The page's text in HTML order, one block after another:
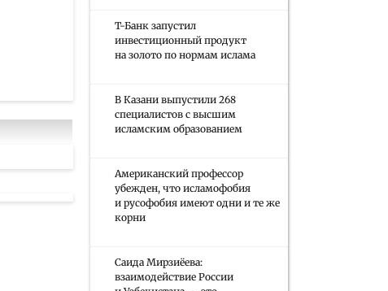
Т-Банк запустил
инвестиционный продукт
на золото по нормам ислама
В Казани выпустили 268
специалистов с высшим
исламским образованием
Американский профессор
убежден, что исламофобия
и русофобия имеют одни и те же
корни
Саида Мирзиёева:
взаимодействие России